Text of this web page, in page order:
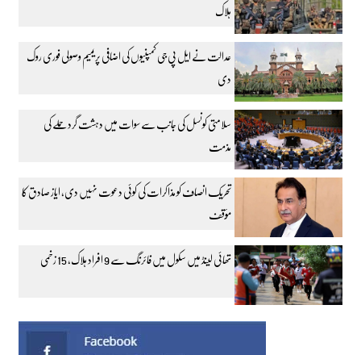
ہلاک
عدالت نے ایل پی جی کمپنیوں کی اضافی پریمیم وصولی فوری روک
دی
سلامتی کونسل کی جانب سے سوات میں دہشت گرد حملے کی
مذمت
تحریک انصاف کو مذاکرات کی کوئی دعوت نہیں دی، ایاز صادق کا
مؤقف
تھائی لینڈ میں سکول میں فائرنگ سے 9 افراد ہلاک، 15 زخمی